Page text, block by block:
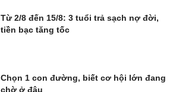
Từ 2/8 đến 15/8: 3 tuổi trả sạch nợ đời,
tiền bạc tăng tốc
Chọn 1 con đường, biết cơ hội lớn đang
chờ ở đâu